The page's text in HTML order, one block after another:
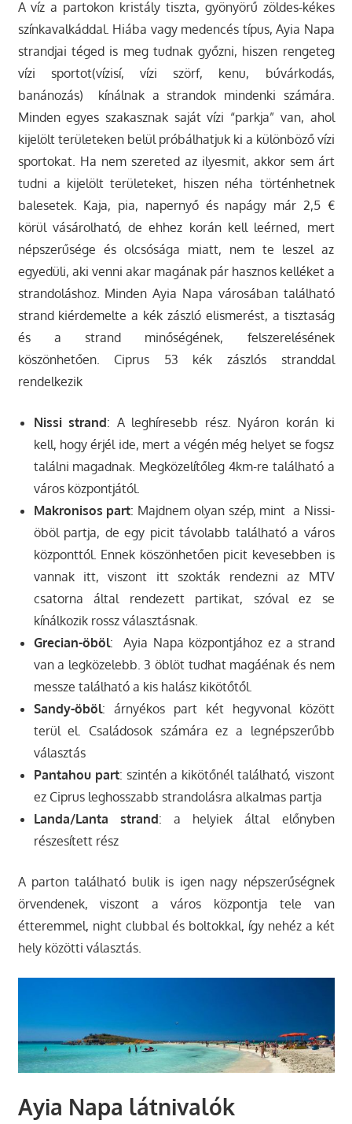
A víz a partokon kristály tiszta, gyönyörű zöldes-kékes
színkavalkáddal. Hiába vagy medencés típus, Ayia Napa
strandjai téged is meg tudnak győzni, hiszen rengeteg
vízi sportot(vízisí, vízi szörf, kenu, búvárkodás,
banánozás) kínálnak a strandok mindenki számára.
Minden egyes szakasznak saját vízi “parkja” van, ahol
kijelölt területeken belül próbálhatjuk ki a különböző vízi
sportokat. Ha nem szereted az ilyesmit, akkor sem árt
tudni a kijelölt területeket, hiszen néha történhetnek
balesetek. Kaja, pia, napernyő és napágy már 2,5 €
körül vásárolható, de ehhez korán kell leérned, mert
népszerűsége és olcsósága miatt, nem te leszel az
egyedüli, aki venni akar magának pár hasznos kelléket a
strandoláshoz. Minden Ayia Napa városában található
strand kiérdemelte a kék zászló elismerést, a tisztaság
és a strand minőségének, felszerelésének
köszönhetően. Ciprus 53 kék zászlós stranddal
rendelkezik
Nissi strand: A leghíresebb rész. Nyáron korán ki
kell, hogy érjél ide, mert a végén még helyet se fogsz
találni magadnak. Megközelítőleg 4km-re található a
város központjától.
Makronisos part: Majdnem olyan szép, mint a Nissi-
öböl partja, de egy picit távolabb található a város
központtól. Ennek köszönhetően picit kevesebben is
vannak itt, viszont itt szokták rendezni az MTV
csatorna által rendezett partikat, szóval ez se
kínálkozik rossz választásnak.
Grecian-öböl: Ayia Napa központjához ez a strand
van a legközelebb. 3 öblöt tudhat magáénak és nem
messze található a kis halász kikötőtől.
Sandy-öböl: árnyékos part két hegyvonal között
terül el. Családosok számára ez a legnépszerűbb
választás
Pantahou part: szintén a kikötőnél található, viszont
ez Ciprus leghosszabb strandolásra alkalmas partja
Landa/Lanta strand: a helyiek által előnyben
részesített rész
A parton található bulik is igen nagy népszerűségnek
örvendenek, viszont a város központja tele van
étteremmel, night clubbal és boltokkal, így nehéz a két
hely közötti választás.
Ayia Napa látnivalók